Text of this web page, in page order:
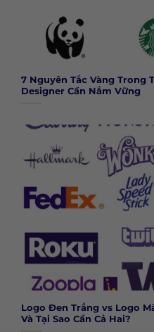
7 Nguyên Tắc Vàng Trong
Designer Cần Nắm Vững
Logo Đen Trắng vs Logo
Và Tại Sao Cần Cả Hai?